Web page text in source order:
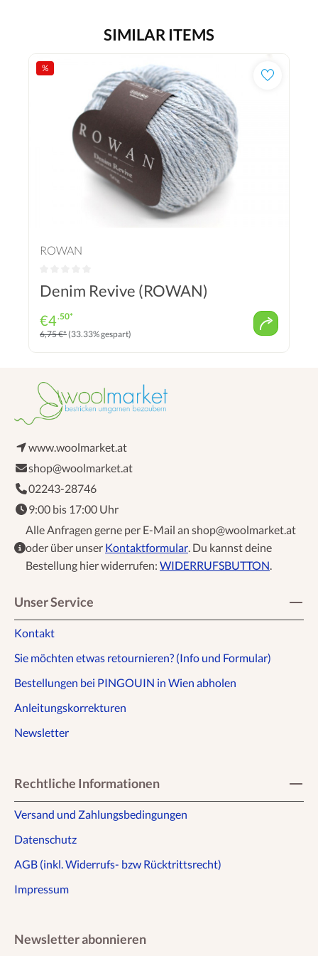
SIMILAR ITEMS
%
ROWAN
Denim Revive (ROWAN)
€4.50*
6,75 €*(33.33% gespart)
www.woolmarket.at
shop@woolmarket.at
02243-28746
9:00 bis 17:00 Uhr
Alle Anfragen gerne per E-Mail an shop@woolmarket.at
oder über unser Kontaktformular . Du kannst deine
Bestellung hier widerrufen: WIDERRUFSBUTTON
Unser Service
Kontakt
Sie möchten etwas retournieren? (Info und Formular)
Bestellungen bei PINGOUIN in Wien abholen
Anleitungskorrekturen
Newsletter
Rechtliche Informationen
Versand und Zahlungsbedingungen
Datenschutz
AGB (inkl. Widerrufs- bzw Rücktrittsrecht)
Impressum
Newsletter abonnieren